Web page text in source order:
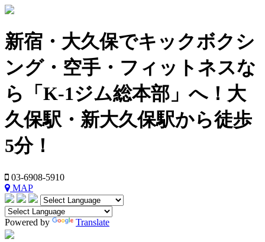
新宿・大久保でキックボクシ
ング・空手・フィットネスな
ら「K-1ジム総本部」へ！大
久保駅・新大久保駅から徒歩
5分！
03-6908-5910
MAP
Powered by Translate